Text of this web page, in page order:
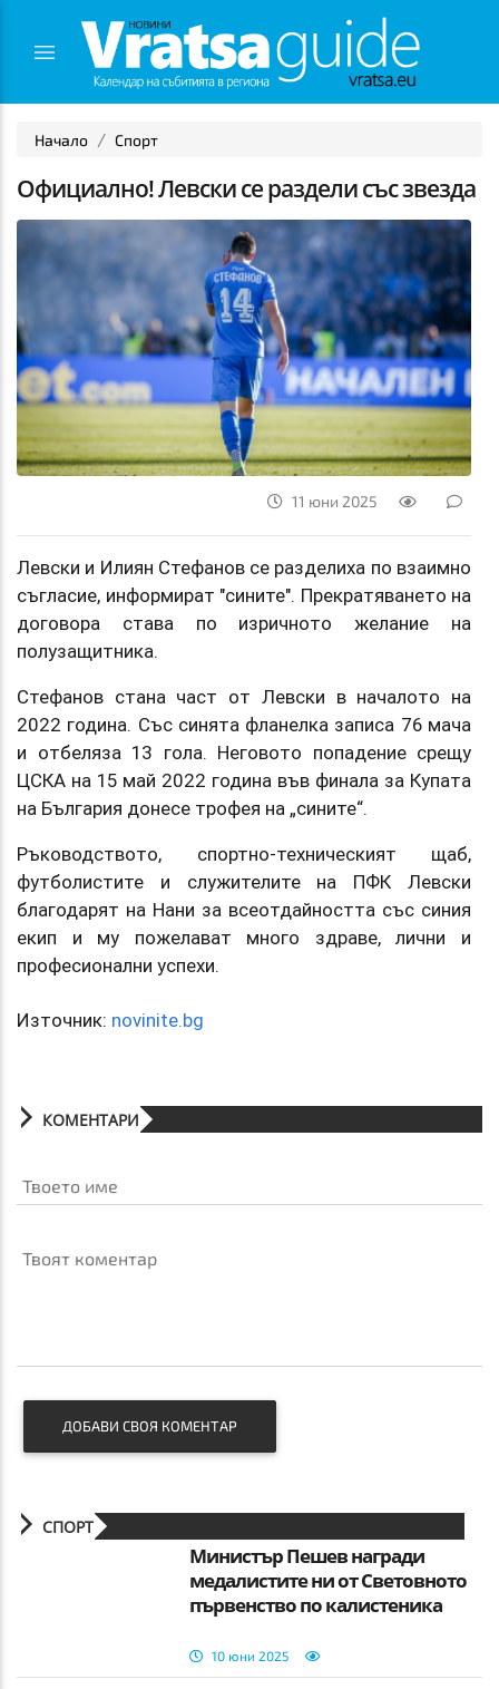
Начало Спорт
Официално! Левски се раздели със звезда
11 юни 2025
Левски и Илиян Стефанов се разделиха по взаимно
съгласие, информират "сините". Прекратяването на
договора става по изричното желание на
полузащитника.
Стефанов стана част от Левски в началото на
2022 година. Със синята фланелка записа 76 мача
и отбеляза 13 гола. Неговото попадение срещу
ЦСКА на 15 май 2022 година във финала за Купата
на България донесе трофея на „сините“.
Ръководството, спортно-техническият щаб,
футболистите и служителите на ПФК Левски
благодарят на Нани за всеотдайността със синия
екип и му пожелават много здраве, лични и
професионални успехи.
Източник: novinite.bg
КОМЕНТАРИ
Твоето име
Твоят коментар
ДОБАВИ СВОЯ КОМЕНТАР
СПОРТ
Министър Пешев награди
медалистите ни от Световното
първенство по калистеника
10 юни 2025